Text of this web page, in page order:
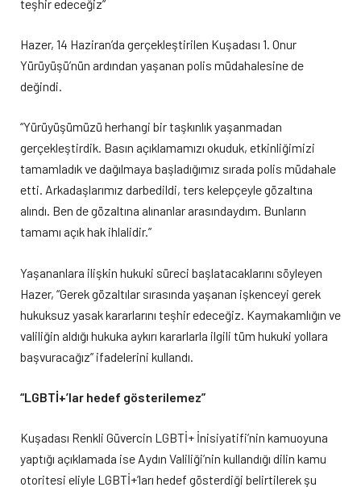
teşhir edeceğiz”
Hazer, 14 Haziran’da gerçekleştirilen Kuşadası 1. Onur
Yürüyüşü’nün ardından yaşanan polis müdahalesine de
değindi.
“Yürüyüşümüzü herhangi bir taşkınlık yaşanmadan
gerçekleştirdik. Basın açıklamamızı okuduk, etkinliğimizi
tamamladık ve dağılmaya başladığımız sırada polis müdahale
etti. Arkadaşlarımız darbedildi, ters kelepçeyle gözaltına
alındı. Ben de gözaltına alınanlar arasındaydım. Bunların
tamamı açık hak ihlalidir.”
Yaşananlara ilişkin hukuki süreci başlatacaklarını söyleyen
Hazer, “Gerek gözaltılar sırasında yaşanan işkenceyi gerek
hukuksuz yasak kararlarını teşhir edeceğiz. Kaymakamlığın ve
valiliğin aldığı hukuka aykırı kararlarla ilgili tüm hukuki yollara
başvuracağız” ifadelerini kullandı.
“LGBTİ+’lar hedef gösterilemez”
Kuşadası Renkli Güvercin LGBTİ+ İnisiyatifi’nin kamuoyuna
yaptığı açıklamada ise Aydın Valiliği’nin kullandığı dilin kamu
otoritesi eliyle LGBTİ+’ları hedef gösterdiği belirtilerek şu